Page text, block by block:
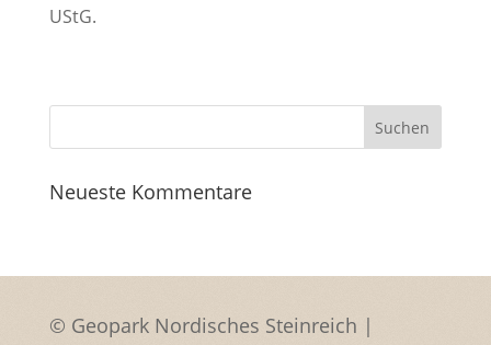
UStG.
Neueste Kommentare
© Geopark Nordisches Steinreich |